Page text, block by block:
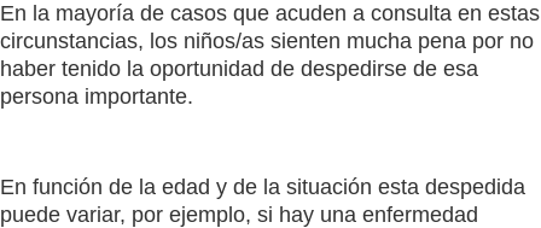
En la mayoría de casos que acuden a consulta en estas
circunstancias, los niños/as sienten mucha pena por no
haber tenido la oportunidad de despedirse de esa
persona importante.
En función de la edad y de la situación esta despedida
puede variar, por ejemplo, si hay una enfermedad